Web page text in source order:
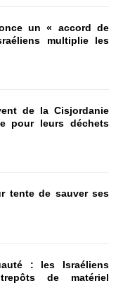
un « accord de
multiplie les
de la Cisjordanie
pour leurs déchets
tente de sauver ses
: les Israéliens
de matériel